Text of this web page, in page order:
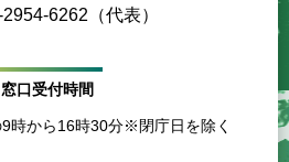
6262（代表）
窓口受付時間
時から16時30分※閉庁日を除く